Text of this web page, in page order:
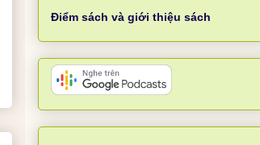
Điểm sách và giới thiệu sách